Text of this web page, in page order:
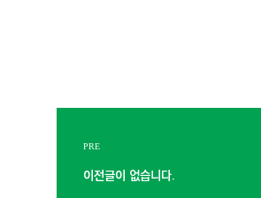
PRE
이전글이 없습니다.